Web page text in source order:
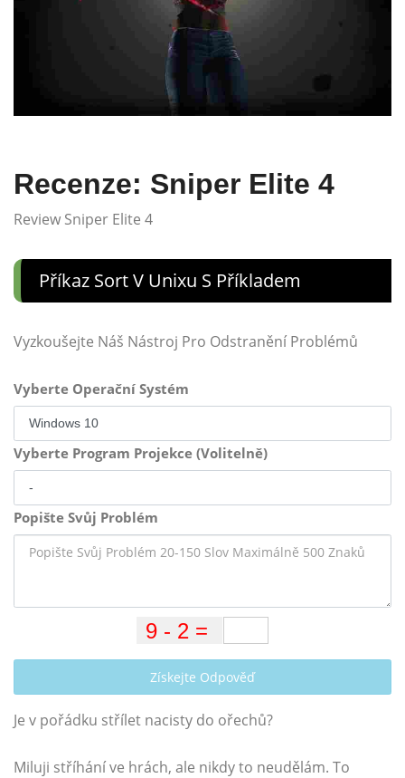
Recenze: Sniper Elite 4
Review Sniper Elite 4
Příkaz Sort V Unixu S Příkladem
Vyzkoušejte Náš Nástroj Pro Odstranění Problémů
Vyberte Operační Systém
Vyberte Program Projekce (Volitelně)
Popište Svůj Problém
Získejte Odpověď
Je v pořádku střílet nacisty do ořechů?
Miluji stříhání ve hrách, ale nikdy to neudělám. To